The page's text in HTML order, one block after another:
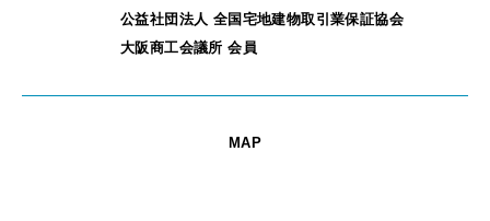
公益社団法人 全国宅地建物取引業保証協会
大阪商工会議所 会員
MAP